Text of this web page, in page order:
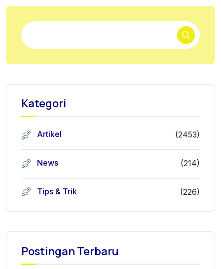
Kategori
Artikel (2453)
News (214)
Tips & Trik (226)
Postingan Terbaru